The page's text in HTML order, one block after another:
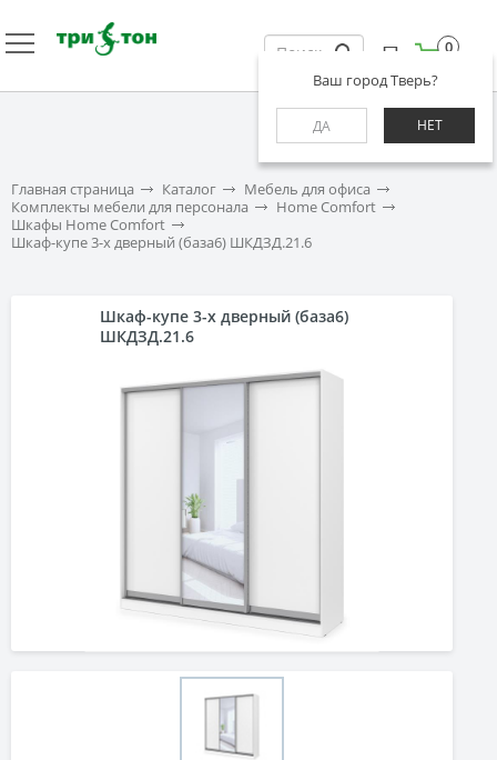
Ваш город Тверь?
ДА НЕТ
0
Главная страница Каталог
Мебель для офиса
Комплекты мебели для персонала
Home Comfort
Шкафы Home Comfort
Шкаф-купе 3-х дверный (база6) ШКДЗД.21.6
Шкаф-купе 3-х дверный (база6)
ШКДЗД.21.6